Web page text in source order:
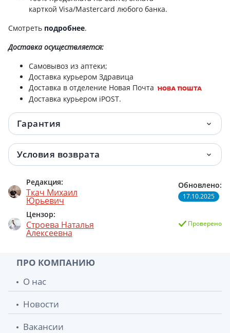
карткой Visa/Mastercard любого банка.
Смотреть подробнее.
Доставкаосуществляется:
Самовывоз из аптеки;
Доставка курьером Здравица
Доставка в отделение Новая Почта
Доставка курьером iPOST.
Гарантия
Условия возврата
Редакция:
Ткач Михаил
Юрьевич
Цензор:
Строева Наталья
Алексеевна
Обновлено:
17.10.2025
Проверено
ПРО КОМПАНИЮ
О нас
Новости
Вакансии